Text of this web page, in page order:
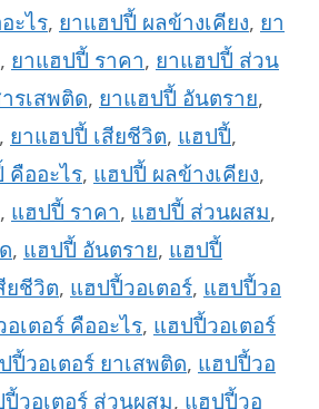
ะไร, ยาแฮปปี้ ผลข้างเคียง, ยา
, ยาแฮปปี้ ราคา, ยาแฮปปี้ ส่วน
รเสพติด, ยาแฮปปี้ อันตราย,
, ยาแฮปปี้ เสียชีวิต, แฮปปี้,
คืออะไร, แฮปปี้ ผลข้างเคียง,
, แฮปปี้ ราคา, แฮปปี้ ส่วนผสม,
, แฮปปี้ อันตราย, แฮปปี้
ยชีวิต, แฮปปี้วอเตอร์, แฮปปี้วอ
เตอร์ คืออะไร, แฮปปี้วอเตอร์
ปี้วอเตอร์ ยาเสพติด, แฮปปี้วอ
วอเตอร์ ส่วนผสม, แฮปปี้วอ